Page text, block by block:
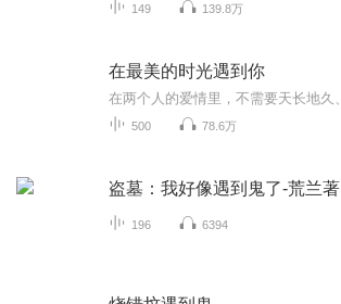
149 139.8万
在最美的时光遇到你
500 78.6万
盗墓：我好像遇到鬼了-荒兰著
196 6394